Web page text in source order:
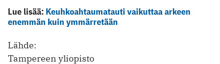
Lue lisää: Keuhkoahtaumatauti vaikuttaa arkeen
enemmän kuin ymmärretään
Lähde:
Tampereen yliopisto